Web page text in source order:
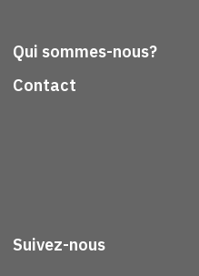
Qui sommes-nous?
Contact
Suivez-nous